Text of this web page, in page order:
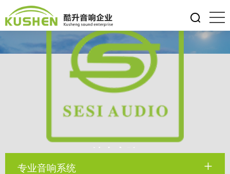
绅士音响
适合多种场合专用音响
专业音响系统